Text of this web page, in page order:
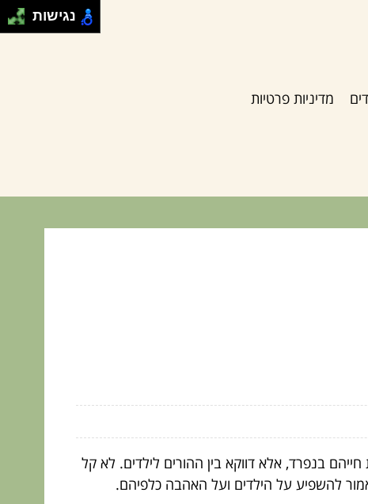
מדיניות פרטיות
בנפרד, אלא דווקא בין ההורים לילדים. לא קל
להשפיע על הילדים ועל האהבה כלפיהם.
נגישות